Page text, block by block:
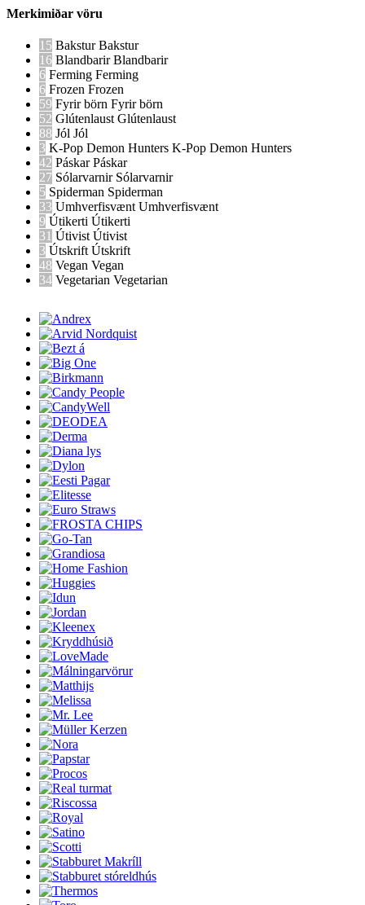
Merkimiðar vöru
15 BaksturBakstur
16 BlandbarirBlandbarir
6 Ferming Ferming
6 Frozen Frozen
59 Fyrir börn Fyrir börn
52 Glútenlaust Glútenlaust
88 Jól Jól
3 K-Pop Demon Hunters K-Pop Demon Hunters
42 PáskarPáskar
27 Sólarvarnir Sólarvarnir
5 Spiderman Spiderman
33 Umhverfisvænt Umhverfisvænt
9 Útikerti Útikerti
31 Útivist Útivist
3 Útskrift Útskrift
48 Vegan Vegan
34 Vegetarian Vegetarian